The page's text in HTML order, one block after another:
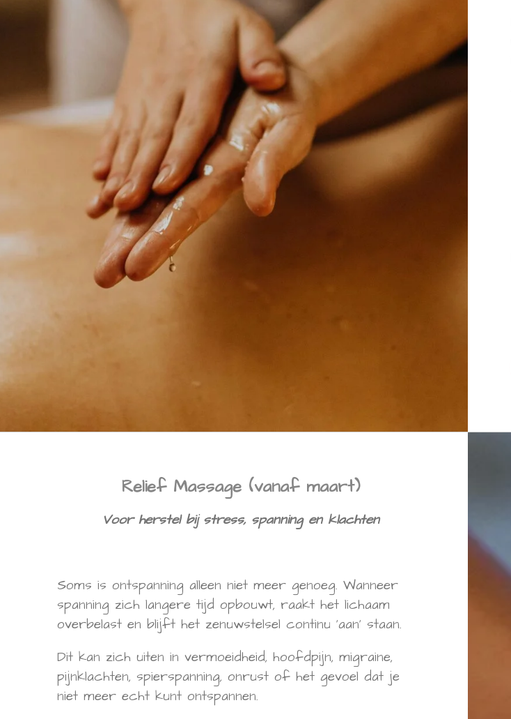
Relief Massage (vanaf maart)
Voor herstel bij stress, spanning en klachten
Soms is ontspanning alleen niet meer genoeg. Wanneer
spanning zich langere tijd opbouwt, raakt het lichaam
overbelast en blijft het zenuwstelsel continu ‘aan’ staan.
Dit kan zich uiten in vermoeidheid, hoofdpijn, migraine,
pijnklachten, spierspanning, onrust of het gevoel dat je
niet meer echt kunt ontspannen.